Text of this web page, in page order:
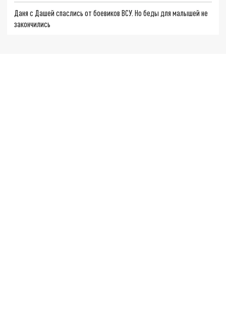
Даня с Дашей спаслись от боевиков ВСУ. Но беды для малышей не
закончились